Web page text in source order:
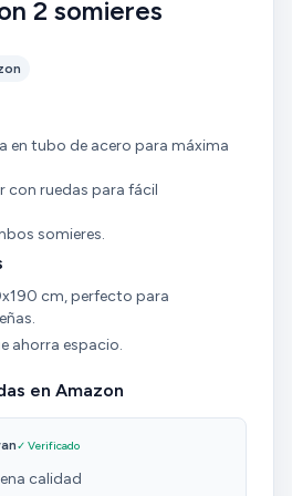
2 somieres
en tubo de acero para máxima
con ruedas para fácil
somieres.
cm, perfecto para
ahorra espacio.
en Amazon
✓ Verificado
calidad